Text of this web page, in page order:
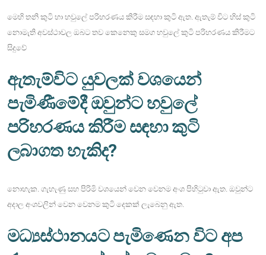
මෙහි තනි කුටි හා හවුලේ පරිහරණය කිරීම සඳහා කුටි ඇත. ඇතැම් විට හිස් කුටි
නොමැති අවස්ථාවල ඔබට තව කෙනෙකු සමග හවුලේ කුටි පරිහරණය කිරීමට
සිදුවේ
ඇතැම්විට යුවලක් වශයෙන්
පැමිණීමේදී ඔවුන්ට හවුලේ
පරිහරණය කිරීම සඳහා කුටි
ලබාගත හැකිද?
නොහැක. ගැහැණු සහ පිරිමි වශයෙන් වෙන වෙනම අංශ පිහිටුවා ඇත. ඔවුන්ට
අදාල අංශවලින් වෙන වෙනම කුටි දෙකක් ලැබෙනු ඇත.
මධ්‍යස්ථානයට පැමිණෙන විට අප